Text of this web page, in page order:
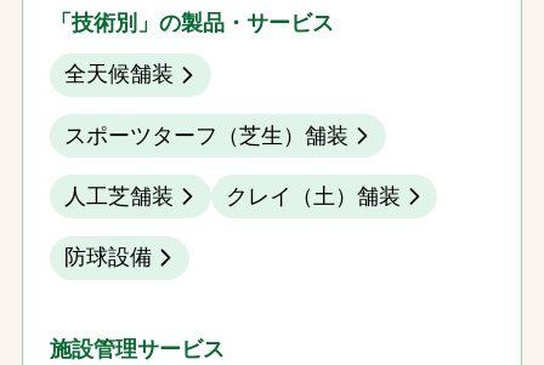
「技術別」の製品・サービス
全天候舗装
スポーツターフ（芝生）舗装
人工芝舗装 クレイ（土）舗装
防球設備
施設管理サービス